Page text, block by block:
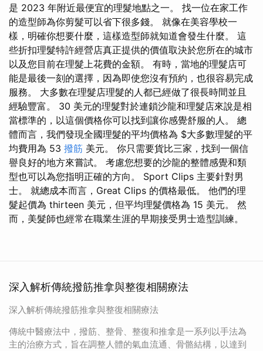
是 2023 年附近最便宜的理髮地點之一。 找一位在家工作
的造型師為你剪髮可以省下很多錢。 就像在美容學校一
樣，明確你想要什麼，這樣造型師就知道會發生什麼。 這
些折扣理髮特許經營店真正提供的價值取決於您所在的城市
以及您目前在理髮上花費的金額。 有時，當地的理髮店可
能是最後一刻的選擇，因為即使您沒有預約，也很容易完成
服務。 大多數在理髮店理髮的人都已經做了很長時間並且
經驗豐富。 30 美元的理髮對於連鎖沙龍和理髮店來說是相
當標準的，以這個價格你可以找到讓你感覺舒服的人。 總
體而言，我們發現全國理髮的平均價格為 $大多數理髮的平
均費用為 53 撥筋 美元。 你只需要貨比三家，找到一個信
譽良好的地方來嘗試。 考慮您想要的沙龍的整體感覺和類
型也可以為您指明正確的方向。 Sport Clips 主要針對男
士。 就總成本而言，Great Clips 的價格最低。 他們的理
髮起價為 thirteen 美元，但平均理髮價格為 15 美元。 然
而，美髮師也經常在職業生涯的早期接受男士造型訓練。
深入解析傳統撥筋推拿與整復相關療法
深入解析傳統撥筋推拿與整復相關療法
傳統中醫療法中，撥筋、整骨、整復和推拿是一系列以手法為
主的治療方式，旨在調整人體的氣血流通、骨骼結構，以達到